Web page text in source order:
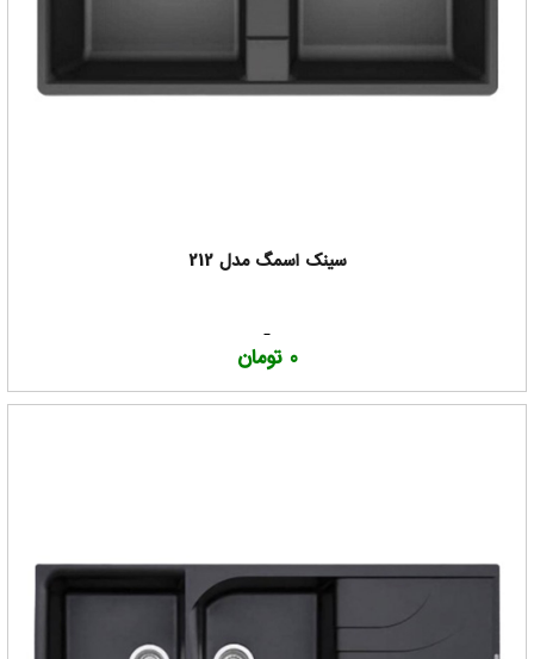
سینک اسمگ مدل 212
0 تومان